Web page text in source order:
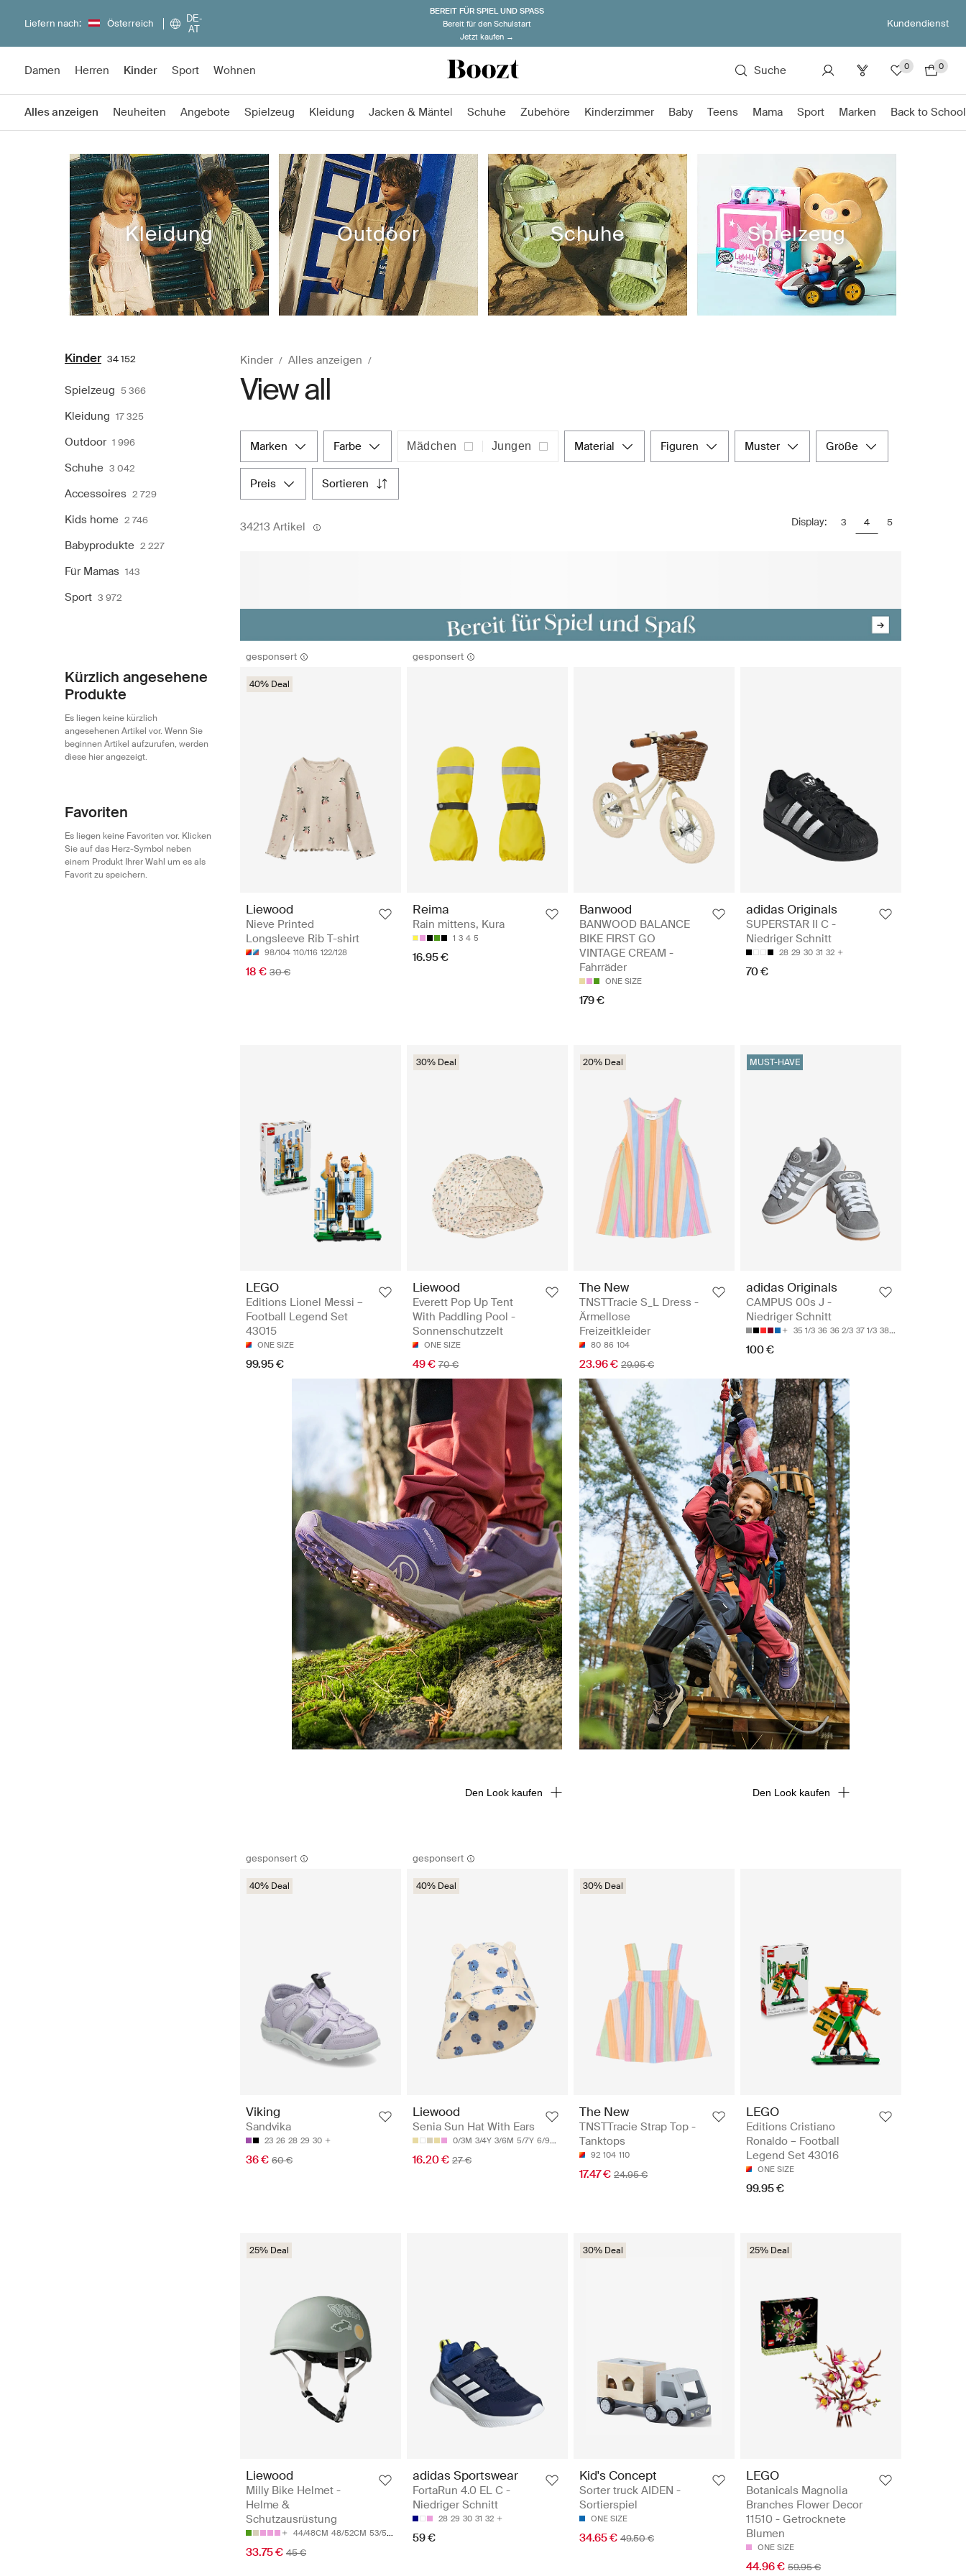
Liefern nach: Österreich
DE-
AT
BEREIT FÜR SPIEL UND SPASS
Bereit für den Schulstart
Jetzt kaufen →
Kundendienst
Damen Herren Kinder Sport Wohnen Suche 0 0
Alles anzeigen Neuheiten Angebote Spielzeug Kleidung Jacken & Mäntel Schuhe Zubehöre Kinderzimmer Baby Teens Mama Sport Marken Back to School
Kleidung Outdoor Schuhe Spielzeug
Kinder 34 152
Spielzeug 5 366
Kleidung 17 325
Outdoor 1 996
Schuhe 3 042
Accessoires 2 729
Kids home 2 746
Babyprodukte 2 227
Für Mamas 143
Sport 3 972
Kürzlich angesehene
Produkte
Es liegen keine kürzlich
angesehenen Artikel vor. Wenn Sie
beginnen Artikel aufzurufen, werden
diese hier angezeigt.
Favoriten
Es liegen keine Favoriten vor. Klicken
Sie auf das Herz-Symbol neben
einem Produkt Ihrer Wahl um es als
Favorit zu speichern.
Kinder Alles anzeigen
View all
marken farbe Mädchen Jungen material figuren muster größe
preis sortieren
34213 Artikel Display: 3 4 5
gesponsert
40% Deal
Liewood
Nieve Printed
Longsleeve Rib T-shirt
98/104 110/116 122/128
18 € 30 €
gesponsert
Reima
Rain mittens, Kura
1 3 4 5
16.95 €
Banwood
BANWOOD BALANCE
BIKE FIRST GO
VINTAGE CREAM -
Fahrräder
ONE SIZE
179 €
adidas Originals
SUPERSTAR II C -
Niedriger Schnitt
28 29 30 31 32
70 €
LEGO
Editions Lionel Messi –
Football Legend Set
43015
ONE SIZE
99.95 €
30% Deal
Liewood
Everett Pop Up Tent
With Paddling Pool -
Sonnenschutzzelt
ONE SIZE
49 € 70 €
20% Deal
The New
TNSTTracie S_L Dress -
Ärmellose
Freizeitkleider
80 86 104
23.96 € 29.95 €
MUST-HAVE
adidas Originals
CAMPUS 00s J -
Niedriger Schnitt
35 1/3 36 36 2/3 37 1/3 38
100 €
gesponsert
40% Deal
Viking
Sandvika
23 26 28 29 30
36 € 60 €
gesponsert
40% Deal
Liewood
Senia Sun Hat With Ears
0/3M 3/4Y 3/6M 5/7Y 6/9M
16.20 € 27 €
30% Deal
The New
TNSTTracie Strap Top -
Tanktops
92 104 110
17.47 € 24.95 €
LEGO
Editions Cristiano
Ronaldo – Football
Legend Set 43016
ONE SIZE
99.95 €
25% Deal
Liewood
Milly Bike Helmet -
Helme &
Schutzausrüstung
44/48CM 48/52CM 53/55CM
33.75 € 45 €
adidas Sportswear
FortaRun 4.0 EL C -
Niedriger Schnitt
28 29 30 31 32
59 €
30% Deal
Kid's Concept
Sorter truck AIDEN -
Sortierspiel
ONE SIZE
34.65 € 49.50 €
25% Deal
LEGO
Botanicals Magnolia
Branches Flower Decor
11510 - Getrocknete
Blumen
ONE SIZE
44.96 € 59.95 €
Den Look kaufen Den Look kaufen